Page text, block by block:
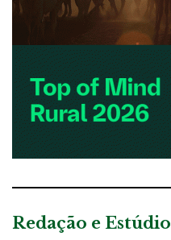
Redação e Estúdio